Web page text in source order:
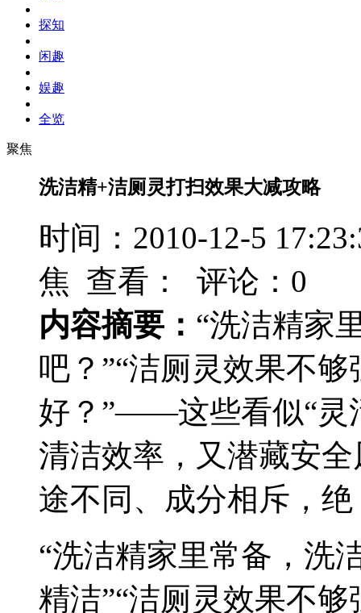
探知
闲趣
娱趣
全览
聚焦
洗洁精+洁厕灵打扫效果大减攻略
时间：2010-12-5
焦 查看：
评论：0
内容摘要： “洗洁精家
吧？”“洁厕灵效果不
好？”——这些看似“灵
清洁效率，又潜藏安
途不同、成分相斥，绝
“洗洁精家里常备，洗
精洁”“洁厕灵效果不